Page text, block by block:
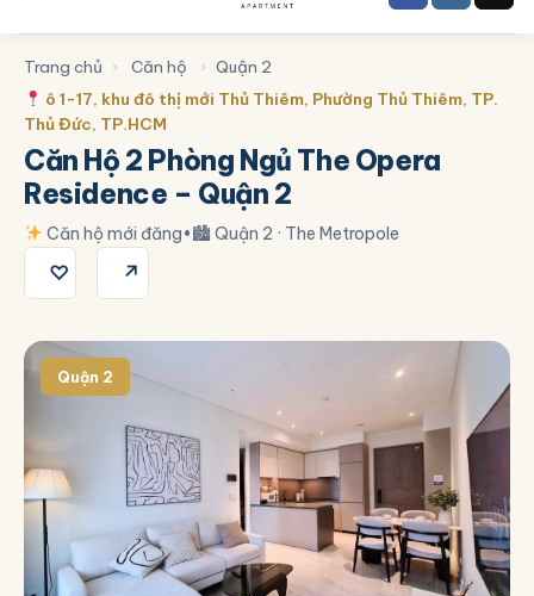
Trang chủ › Căn hộ › Quận 2
ô 1-17, khu đô thị mới Thủ Thiêm, Phường Thủ Thiêm, TP.
Thủ Đức, TP.HCM
Căn Hộ 2 Phòng Ngủ The Opera
Residence – Quận 2
Căn hộ mới đăng•🏙 Quận 2 · The Metropole
♡ ↗
Quận 2